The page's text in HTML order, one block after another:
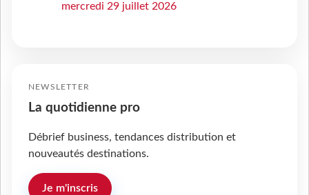
mercredi 29 juillet 2026
NEWSLETTER
La quotidienne pro
Débrief business, tendances distribution et
nouveautés destinations.
Je m'inscris